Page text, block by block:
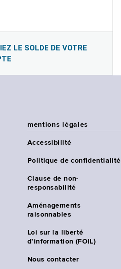
LE SOLDE DE VOTRE
mentions légales
Accessibilité
Politique de confidentialité
Clause de non-
responsabilité
Aménagements
raisonnables
Loi sur la liberté
d’information (FOIL)
Nous contacter